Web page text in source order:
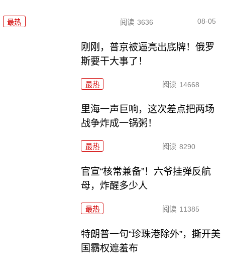
最热 阅读 3636 08-05
刚刚，普京被逼亮出底牌！俄罗
斯要干大事了！
最热 阅读 14668
里海一声巨响，这次差点把两场
战争炸成一锅粥！
最热 阅读 8290
官宣“核常兼备”！六爷挂弹反航
母，炸醒多少人
最热 阅读 11385
特朗普一句“珍珠港除外”，撕开美
国霸权遮羞布